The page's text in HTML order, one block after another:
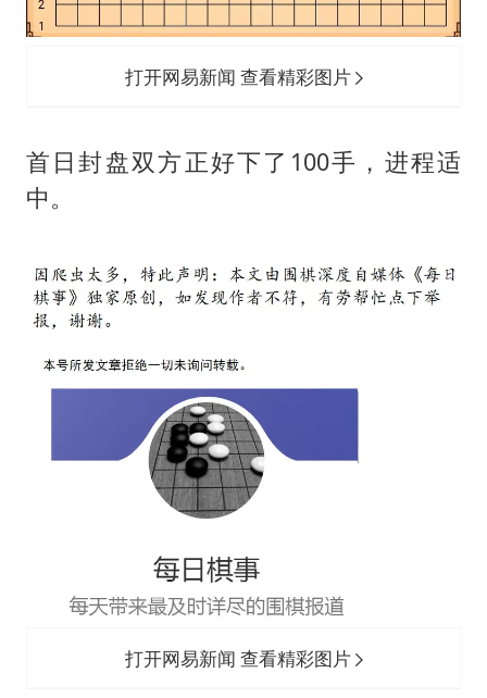
打开网易新闻 查看精彩图片
首日封盘双方正好下了100手，进程适
中。
打开网易新闻 查看精彩图片